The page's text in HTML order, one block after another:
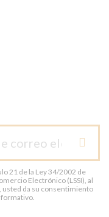
21 de la Ley 34/2002 de
Electrónico (LSSI), al
da su consentimiento